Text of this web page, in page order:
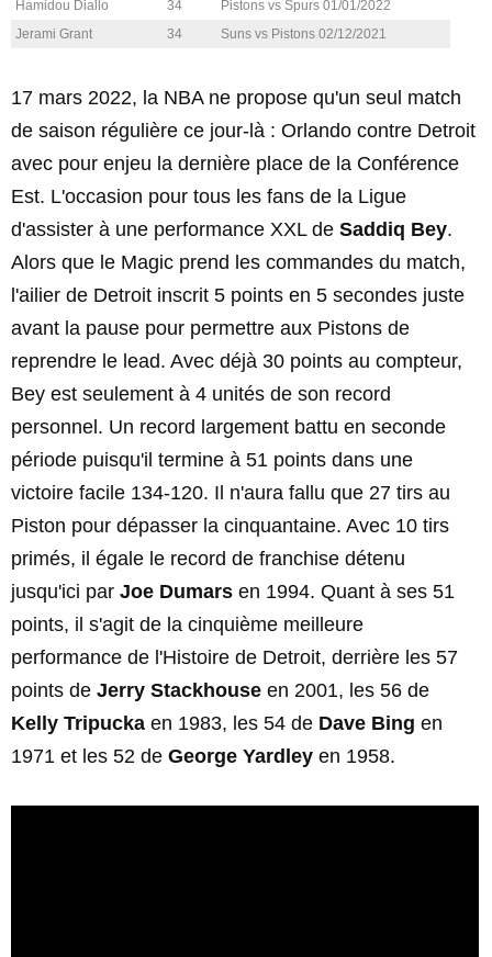
Hamidou Diallo
34
Pistons vs Spurs 01/01/2022
Jerami Grant
34 Suns vs Pistons 02/12/2021
17 mars 2022, la NBA ne propose qu'un seul match
de saison régulière ce jour-là : Orlando contre Detroit
avec pour enjeu la dernière place de la Conférence
Est. L'occasion pour tous les fans de la Ligue
d'assister à une performance XXL de Saddiq Bey.
Alors que le Magic prend les commandes du match,
l'ailier de Detroit inscrit 5 points en 5 secondes juste
avant la pause pour permettre aux Pistons de
reprendre le lead. Avec déjà 30 points au compteur,
Bey est seulement à 4 unités de son record
personnel. Un record largement battu en seconde
période puisqu'il termine à 51 points dans une
victoire facile 134-120. Il n'aura fallu que 27 tirs au
Piston pour dépasser la cinquantaine. Avec 10 tirs
primés, il égale le record de franchise détenu
jusqu'ici par Joe Dumars en 1994. Quant à ses 51
points, il s'agit de la cinquième meilleure
performance de l'Histoire de Detroit, derrière les 57
points de Jerry Stackhouse en 2001, les 56 de
Kelly Tripucka en 1983, les 54 de Dave Bing en
1971 et les 52 de George Yardley en 1958.